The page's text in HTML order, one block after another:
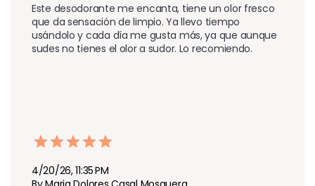
Este desodorante me encanta, tiene un olor fresco
que da sensación de limpio. Ya llevo tiempo
usándolo y cada día me gusta más, ya que aunque
sudes no tienes el olor a sudor. Lo recomiendo.
4/20/26, 11:35 PM